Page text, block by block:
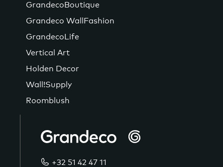
GrandecoBoutique
Grandeco WallFashion
GrandecoLife
Vertical Art
Holden Decor
Wall!Supply
Roomblush
+32 51 42 47 11